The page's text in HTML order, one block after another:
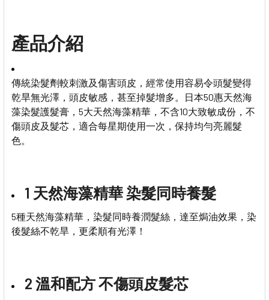
產品介紹
傳統染髮劑較刺激及傷害頭皮，經常使用容易令頭髮變得
乾旱無光澤，頭皮敏感，甚至掉髮增多。日本50惠天然海
藻染髮護髮膏，5大天然海藻精華，不含10大致敏成份，不
傷頭皮及髮芯，適合每星期使用一次，保持均勻亮麗髮
色。
1 天然海藻精華 染髮同時養髮
5種天然海藻精華，染髮同時養潤髮絲，達至焗油效果，染
後髮絲不乾旱，更柔順有光澤！
2 溫和配方 不傷頭皮髮芯